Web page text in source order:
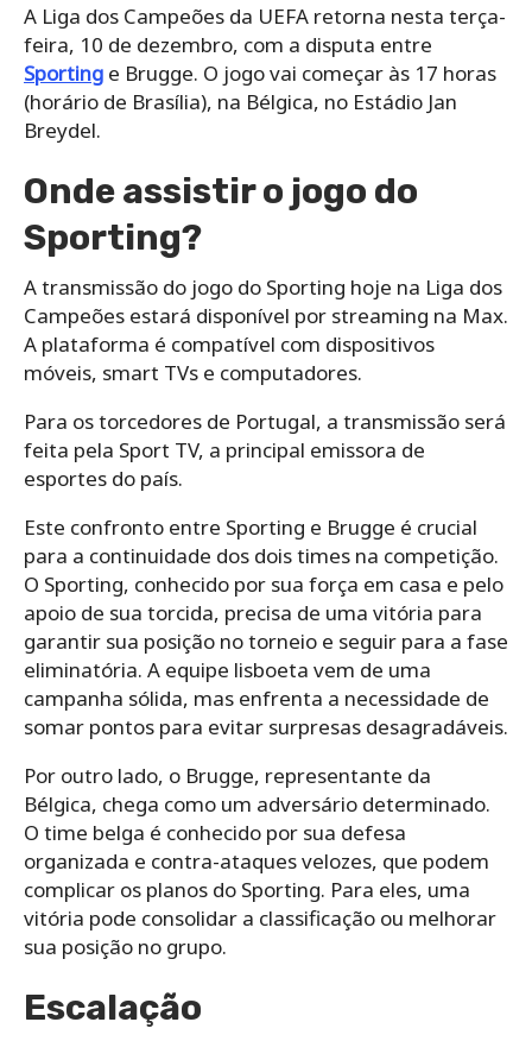
A Liga dos Campeões da UEFA retorna nesta terça-
feira, 10 de dezembro, com a disputa entre
Sporting e Brugge. O jogo vai começar às 17 horas
(horário de Brasília), na Bélgica, no Estádio Jan
Breydel.
Onde assistir o jogo do
Sporting?
A transmissão do jogo do Sporting hoje na Liga dos
Campeões estará disponível por streaming na Max.
A plataforma é compatível com dispositivos
móveis, smart TVs e computadores.
Para os torcedores de Portugal, a transmissão será
feita pela Sport TV, a principal emissora de
esportes do país.
Este confronto entre Sporting e Brugge é crucial
para a continuidade dos dois times na competição.
O Sporting, conhecido por sua força em casa e pelo
apoio de sua torcida, precisa de uma vitória para
garantir sua posição no torneio e seguir para a fase
eliminatória. A equipe lisboeta vem de uma
campanha sólida, mas enfrenta a necessidade de
somar pontos para evitar surpresas desagradáveis.
Por outro lado, o Brugge, representante da
Bélgica, chega como um adversário determinado.
O time belga é conhecido por sua defesa
organizada e contra-ataques velozes, que podem
complicar os planos do Sporting. Para eles, uma
vitória pode consolidar a classificação ou melhorar
sua posição no grupo.
Escalação